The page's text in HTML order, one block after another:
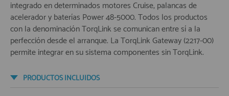
integrado en determinados motores Cruise, palancas de
acelerador y baterías Power 48-5000. Todos los productos
con la denominación TorqLink se comunican entre sí a la
perfección desde el arranque. La TorqLink Gateway (2217-00)
permite integrar en su sistema componentes sin TorqLink.
PRODUCTOS INCLUIDOS